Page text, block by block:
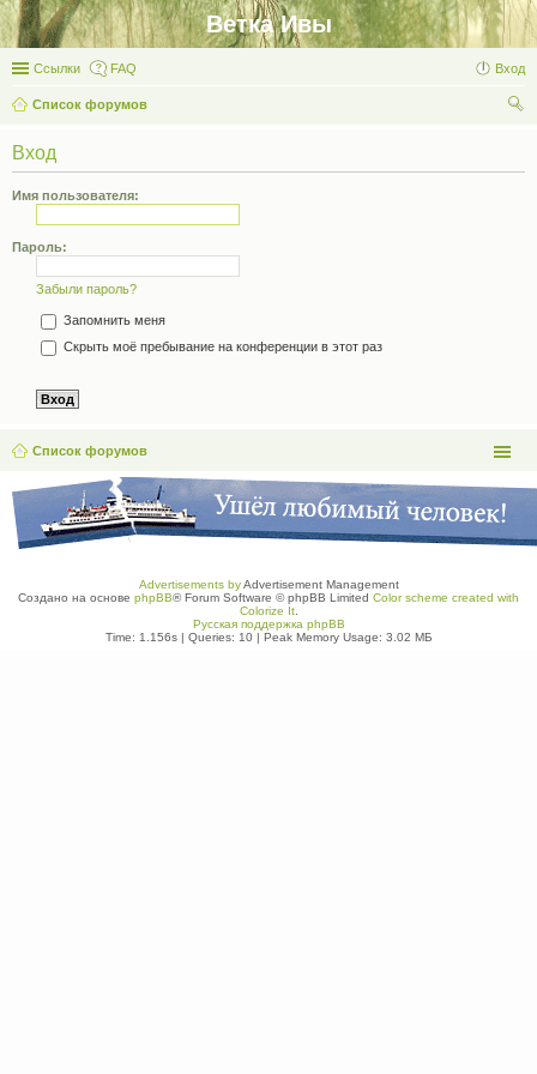
Ветка Ивы
Ссылки FAQ Вход
Список форумов
Вход
Имя пользователя:
Пароль:
Забыли пароль?
Запомнить меня
Скрыть моё пребывание на конференции в этот раз
Список форумов
Advertisements byAdvertisement Management
Создано на основе phpBB® Forum Software © phpBB Limited Color scheme created with
Colorize It.
Русская поддержка phpBB
Time: 1.156s| Queries: 10| Peak Memory Usage: 3.02 МБ